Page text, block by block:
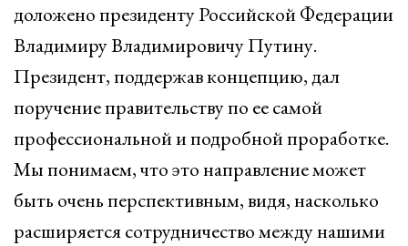
доложено президенту Российской Федерации
Владимиру Владимировичу Путину.
Президент, поддержав концепцию, дал
поручение правительству по ее самой
профессиональной и подробной проработке.
Мы понимаем, что это направление может
быть очень перспективным, видя, насколько
расширяется сотрудничество между нашими